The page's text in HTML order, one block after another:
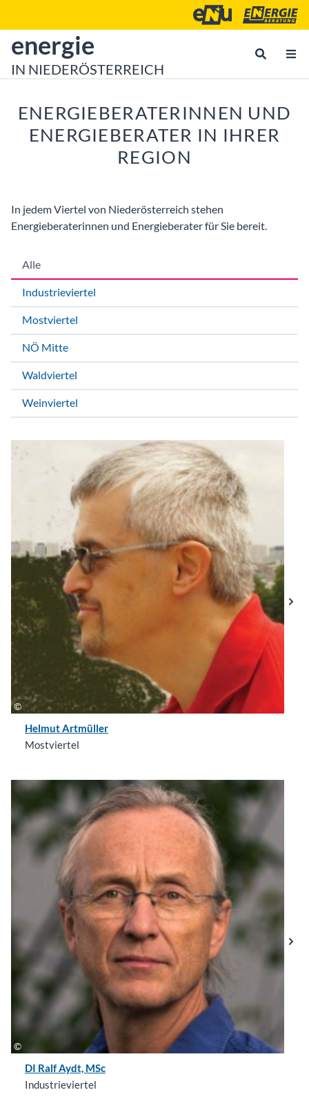
Energie- und
zur Startseite von
energie
IN NIEDERÖSTERREICH
ENERGIEBERATERINNEN UND
ENERGIEBERATER IN IHRER
REGION
In jedem Viertel von Niederösterreich stehen
Energieberaterinnen und Energieberater für Sie bereit.
Alle
Industrieviertel
Mostviertel
NÖ Mitte
Waldviertel
Weinviertel
Helmut Artmüller
Mostviertel
DI Ralf Aydt, MSc
Industrieviertel